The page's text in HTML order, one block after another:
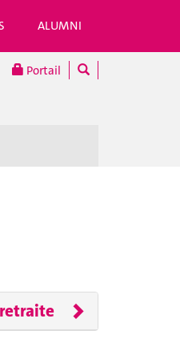
ALUMNI
Portail